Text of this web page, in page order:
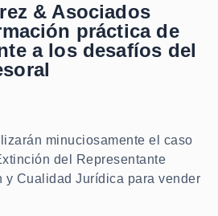
& Asociados
práctica de
a los desafíos del
minuciosamente el caso
del Representante
y Cualidad Jurídica para vender